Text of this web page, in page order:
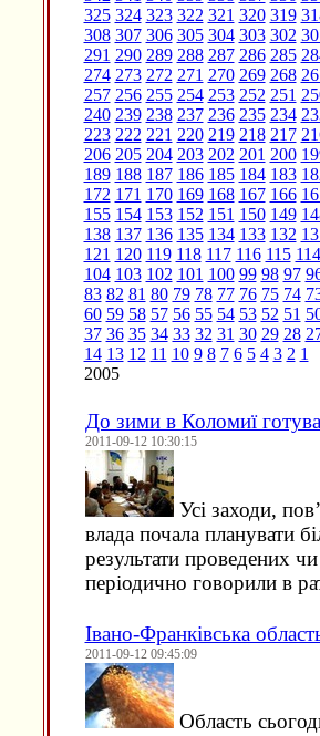
325 324 323 322 321 320 319
308 307 306 305 304 303 302
291 290 289 288 287 286 285
274 273 272 271 270 269 268
257 256 255 254 253 252 251
240 239 238 237 236 235 234
223 222 221 220 219 218 217
206 205 204 203 202 201 200
189 188 187 186 185 184 183
172 171 170 169 168 167 166
155 154 153 152 151 150 149
138 137 136 135 134 133 132
121 120 119 118 117 116 115 114
104 103 102 101 100 99 98 97
83 82 81 80 79 78 77 76 75 74
60 59 58 57 56 55 54 53 52 51
37 36 35 34 33 32 31 30 29 28
14 13 12 11 10 9 8 7 6 5 4 3 2 1
2005
До зими в Коломиї
2011-09-12 10:30:15
Усі заходи,
влада почала планувати
результати проведених
періодично говорили в
Івано-Франківська
2011-09-12 09:45:09
Область